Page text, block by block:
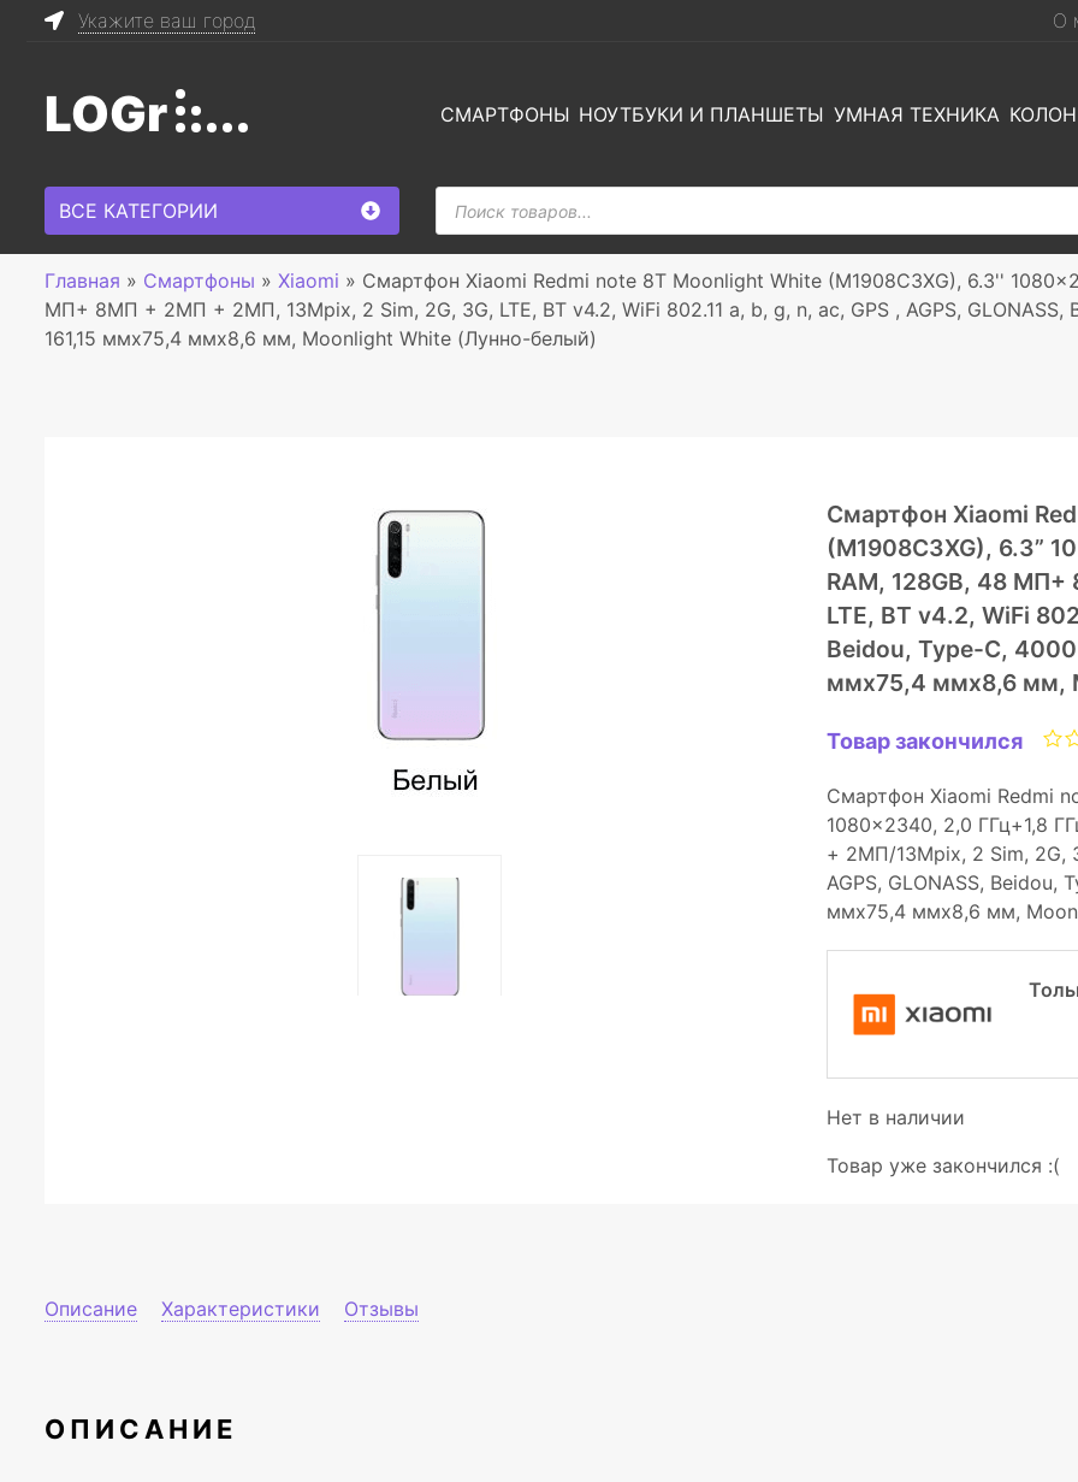
Укажите ваш город О
LOGr СМАРТФОНЫ НОУТБУКИ И ПЛАНШЕТЫ УМНАЯ ТЕХНИКА
ВСЕ КАТЕГОРИИ
Поиск
товаров
Главная » Смартфоны » Xiaomi » Смартфон Xiaomi Redmi note 8T Moonlight White (M1908C3XG), 6.3''
МП+ 8МП + 2МП + 2МП, 13Mpix, 2 Sim, 2G, 3G, LTE, BT v4.2, WiFi 802.11 a, b, g, n, ac, GPS , AGPS,
161,15 ммx75,4 ммx8,6 мм, Moonlight White (Лунно-белый)
Смартфон Xiaomi
(M1908C3XG), 6.3”
RAM, 128GB, 48
LTE, BT v4.2, WiFi
Beidou, Type-C,
ммx75,4 ммx8,6 мм,
Товар закончился
Смартфон Xiaomi Redmi
1080x2340, 2,0 ГГц+1,8
+ 2МП/13Mpix, 2 Sim, 2G,
AGPS, GLONASS, Beidou,
ммx75,4 ммx8,6 мм,
Нет в наличии
Товар уже закончился :(
Описание Характеристики Отзывы
ОПИСАНИЕ